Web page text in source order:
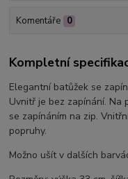
Komentáře 0
Kompletní
Elegantní batůžek se
Uvnitř je bez zapínání. Na
se zapínáním na zip.
popruhy.
Možno ušít v dalších